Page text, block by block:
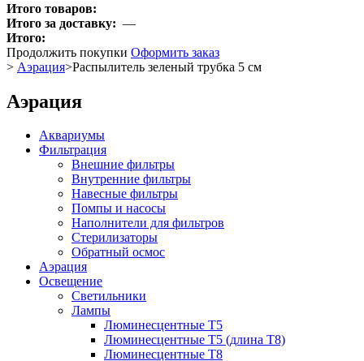
Итого товаров:
Итого за доставку: —
Итого:
Продолжить покупки Оформить заказ
> Аэрация>Распылитель зеленый трубка 5 см
Аэрация
Аквариумы
Фильтрация
Внешние фильтры
Внутренние фильтры
Навесные фильтры
Помпы и насосы
Наполнители для фильтров
Стерилизаторы
Обратный осмос
Аэрация
Освещение
Светильники
Лампы
Люминесцентные T5
Люминесцентные T5 (длина T8)
Люминесцентные T8